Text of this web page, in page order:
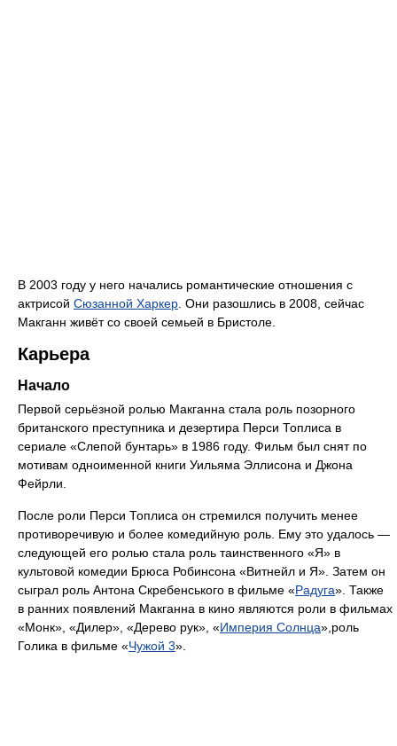
В 2003 году у него начались романтические отношения с
актрисой Сюзанной Харкер . Они разошлись в 2008, сейчас
Макганн живёт со своей семьей в Бристоле.
Карьера
Начало
Первой серьёзной ролью Макганна стала роль позорного
британского преступника и дезертира Перси Топлиса в
сериале «Слепой бунтарь» в 1986 году. Фильм был снят по
мотивам одноименной книги Уильяма Эллисона и Джона
Фейрли.
После роли Перси Топлиса он стремился получить менее
противоречивую и более комедийную роль. Ему это удалось —
следующей его ролью стала роль таинственного «Я» в
культовой комедии Брюса Робинсона «Витнейл и Я». Затем он
сыграл роль Антона Скребенського в фильме «Радуга». Также
в ранних появлений Макганна в кино являются роли в фильмах
«Монк», «Дилер», «Дерево рук», «Империя Солнца»,роль
Голика в фильме «Чужой 3».